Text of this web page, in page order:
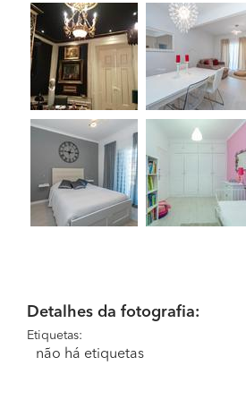
Detalhes da fotografia:
Etiquetas:
não há etiquetas